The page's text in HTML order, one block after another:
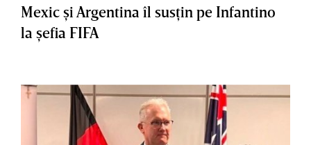
Mexic şi Argentina îl susţin pe Infantino
la şefia FIFA